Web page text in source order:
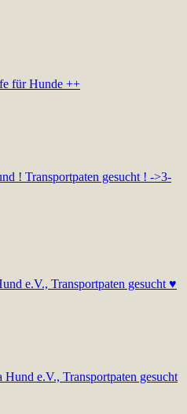
für Hunde ++
! Transportpaten gesucht ! ->3-
e.V., Transportpaten gesucht ♥
e.V., Transportpaten gesucht